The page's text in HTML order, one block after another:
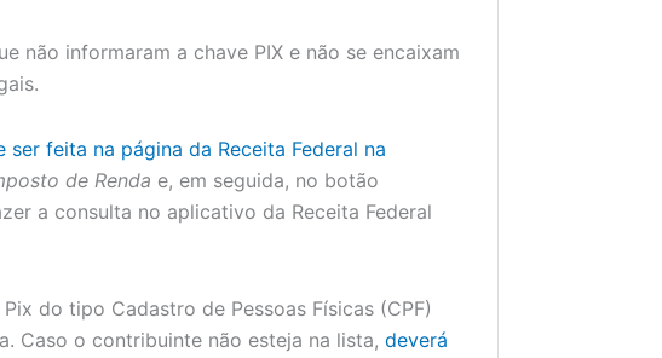
não informaram a chave PIX e não se encaixam
ser feita na página da Receita Federal na
de Renda e, em seguida, no botão
a consulta no aplicativo da Receita Federal
do tipo Cadastro de Pessoas Físicas (CPF)
Caso o contribuinte não esteja na lista, deverá